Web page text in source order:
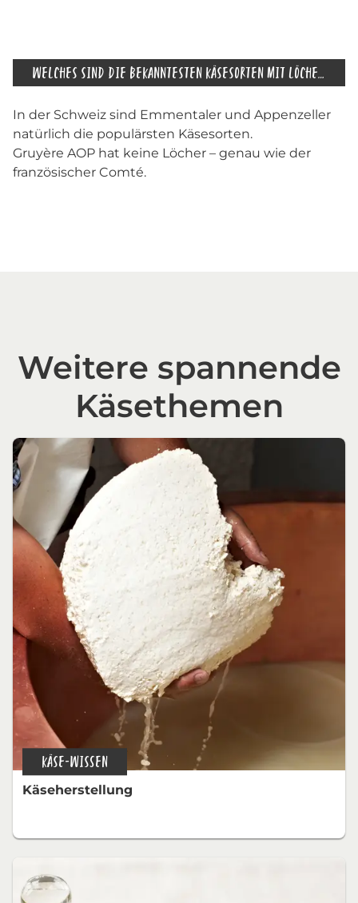
WELCHES SIND DIE BEKANNTESTEN KÄSESORTEN MIT LÖCHERN?
In der Schweiz sind Emmentaler und Appenzeller
natürlich die populärsten Käsesorten.
Gruyère AOP hat keine Löcher – genau wie der
französischer Comté.
Weitere spannende
Käsethemen
KÄSE-WISSEN
Käseherstellung